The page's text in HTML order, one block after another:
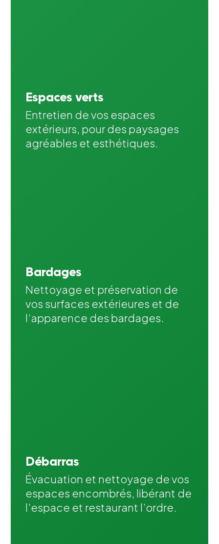
Espaces verts
Entretien de vos espaces
extérieurs, pour des paysages
agréables et esthétiques.
Bardages
Nettoyage et préservation de
vos surfaces extérieures et de
l’apparence des bardages.
Débarras
Évacuation et nettoyage de vos
espaces encombrés, libérant de
l’espace et restaurant l’ordre.